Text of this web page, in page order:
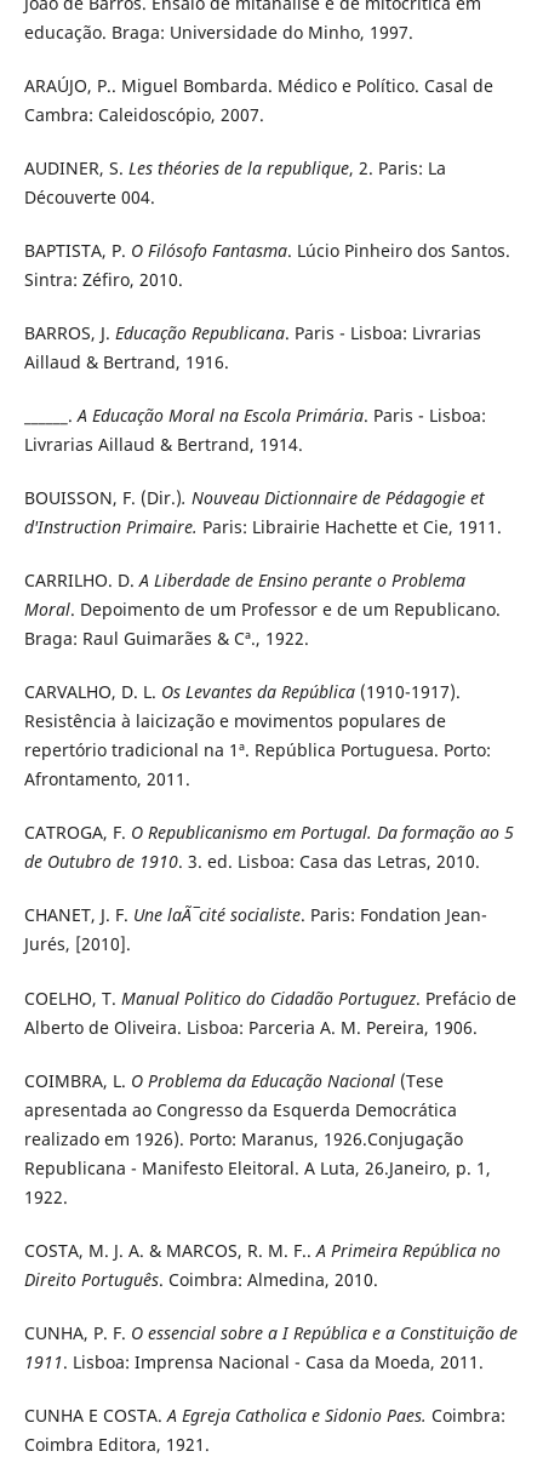
educação. Braga: Universidade do Minho, 1997.
ARAÚJO, P.. Miguel Bombarda. Médico e Político. Casal de
Cambra: Caleidoscópio, 2007.
AUDINER, S. Les théories de la republique, 2. Paris: La
Découverte 004.
BAPTISTA, P. O Filósofo Fantasma. Lúcio Pinheiro dos Santos.
Sintra: Zéfiro, 2010.
BARROS, J. Educação Republicana. Paris - Lisboa: Livrarias
Aillaud & Bertrand, 1916.
______. A Educação Moral na Escola Primária. Paris - Lisboa:
Livrarias Aillaud & Bertrand, 1914.
BOUISSON, F. (Dir.). Nouveau Dictionnaire de Pédagogie et
d'Instruction Primaire. Paris: Librairie Hachette et Cie, 1911.
CARRILHO. D.A Liberdade de Ensino perante o Problema
Moral. Depoimento de um Professor e de um Republicano.
Braga: Raul Guimarães & Cª., 1922.
CARVALHO, D. L. Os Levantes da República(1910-1917).
Resistência à laicização e movimentos populares de
repertório tradicional na 1ª. República Portuguesa. Porto:
Afrontamento, 2011.
CATROGA, F. O Republicanismo em Portugal. Da formação ao 5
de Outubro de 1910. 3. ed. Lisboa: Casa das Letras, 2010.
CHANET, J. F. Une laÃ¯cité socialiste. Paris: Fondation Jean-
Jurés, [2010].
COELHO, T. Manual Politico do Cidadão Portuguez. Prefácio de
Alberto de Oliveira. Lisboa: Parceria A. M. Pereira, 1906.
COIMBRA, L. O Problema da Educação Nacional(Tese
apresentada ao Congresso da Esquerda Democrática
realizado em 1926). Porto: Maranus, 1926.Conjugação
Republicana - Manifesto Eleitoral. A Luta, 26.Janeiro, p. 1,
1922.
COSTA, M. J. A. & MARCOS, R. M. F.. A Primeira República no
Direito Português. Coimbra: Almedina, 2010.
CUNHA, P. F. O essencial sobre a I República e a Constituição de
1911. Lisboa: Imprensa Nacional - Casa da Moeda, 2011.
CUNHA E COSTA. A Egreja Catholica e Sidonio Paes. Coimbra:
Coimbra Editora, 1921.